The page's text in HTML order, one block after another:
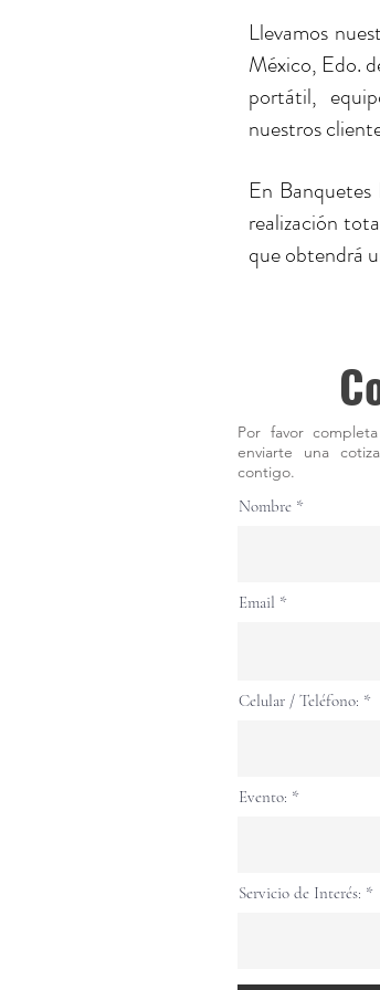
Llevamos
México, Edo.
portátil,
nuestros
En
realización
que obtendrá
Por favor
enviarte una
contigo.
Nombre
Email
Celular / Teléfono:
Evento:
Servicio de Interés: